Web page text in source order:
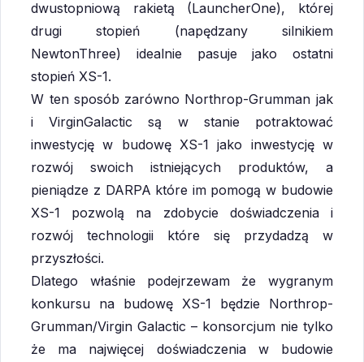
dwustopniową rakietą (LauncherOne), której
drugi stopień (napędzany silnikiem
NewtonThree) idealnie pasuje jako ostatni
stopień XS-1.
W ten sposób zarówno Northrop-Grumman jak
i VirginGalactic są w stanie potraktować
inwestycję w budowę XS-1 jako inwestycję w
rozwój swoich istniejących produktów, a
pieniądze z DARPA które im pomogą w budowie
XS-1 pozwolą na zdobycie doświadczenia i
rozwój technologii które się przydadzą w
przyszłości.
Dlatego właśnie podejrzewam że wygranym
konkursu na budowę XS-1 będzie Northrop-
Grumman/Virgin Galactic – konsorcjum nie tylko
że ma najwięcej doświadczenia w budowie